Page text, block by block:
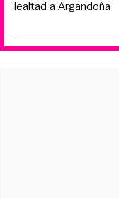
lealtad a Argandoña